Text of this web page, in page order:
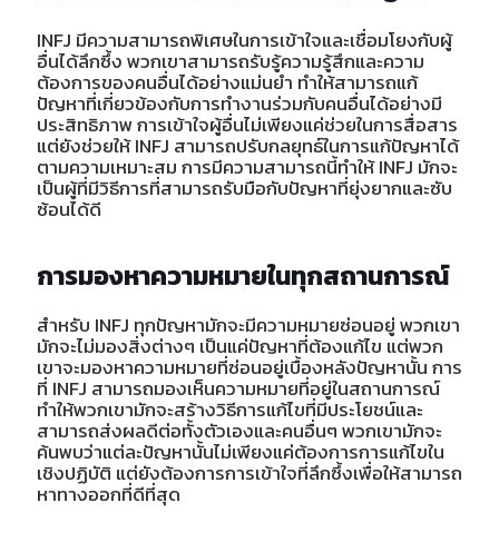
INFJ มีความสามารถพิเศษในการเข้าใจและเชื่อมโยงกับผู้
อื่นได้ลึกซึ้ง พวกเขาสามารถรับรู้ความรู้สึกและความ
ต้องการของคนอื่นได้อย่างแม่นยำ ทำให้สามารถแก้
ปัญหาที่เกี่ยวข้องกับการทำงานร่วมกับคนอื่นได้อย่างมี
ประสิทธิภาพ การเข้าใจผู้อื่นไม่เพียงแค่ช่วยในการสื่อสาร
แต่ยังช่วยให้ INFJ สามารถปรับกลยุทธ์ในการแก้ปัญหาได้
ตามความเหมาะสม การมีความสามารถนี้ทำให้ INFJ มักจะ
เป็นผู้ที่มีวิธีการที่สามารถรับมือกับปัญหาที่ยุ่งยากและซับ
ซ้อนได้ดี
การมองหาความหมายในทุกสถานการณ์
สำหรับ INFJ ทุกปัญหามักจะมีความหมายซ่อนอยู่ พวกเขา
มักจะไม่มองสิ่งต่างๆ เป็นแค่ปัญหาที่ต้องแก้ไข แต่พวก
เขาจะมองหาความหมายที่ซ่อนอยู่เบื้องหลังปัญหานั้น การ
ที่ INFJ สามารถมองเห็นความหมายที่อยู่ในสถานการณ์
ทำให้พวกเขามักจะสร้างวิธีการแก้ไขที่มีประโยชน์และ
สามารถส่งผลดีต่อทั้งตัวเองและคนอื่นๆ พวกเขามักจะ
ค้นพบว่าแต่ละปัญหานั้นไม่เพียงแค่ต้องการการแก้ไขใน
เชิงปฏิบัติ แต่ยังต้องการการเข้าใจที่ลึกซึ้งเพื่อให้สามารถ
หาทางออกที่ดีที่สุด